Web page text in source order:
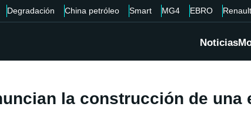
Degradación China petróleo Smart MG4 EBRO Renault
Noticias
la construcción de